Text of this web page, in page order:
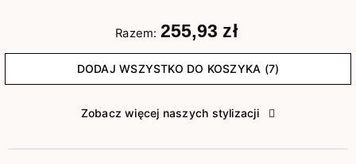
Razem: 255,93 zł
DODAJ WSZYSTKO DO KOSZYKA (7)
Zobacz więcej naszych stylizacji